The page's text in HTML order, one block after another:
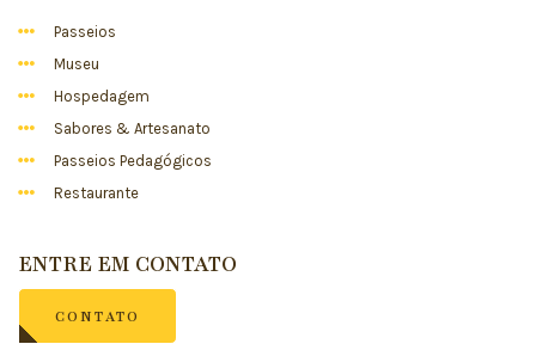
Passeios
Museu
Hospedagem
Sabores & Artesanato
Passeios Pedagógicos
Restaurante
ENTRE EM CONTATO
CONTATO